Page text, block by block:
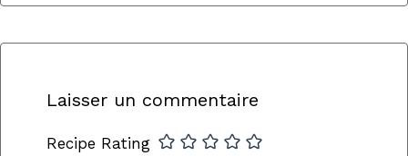
Laisser un commentaire
Recipe Rating